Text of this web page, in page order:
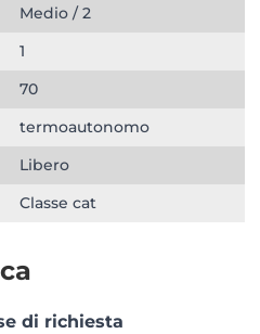
Medio / 2
1
70
termoautonomo
Libero
Classe cat
di richiesta